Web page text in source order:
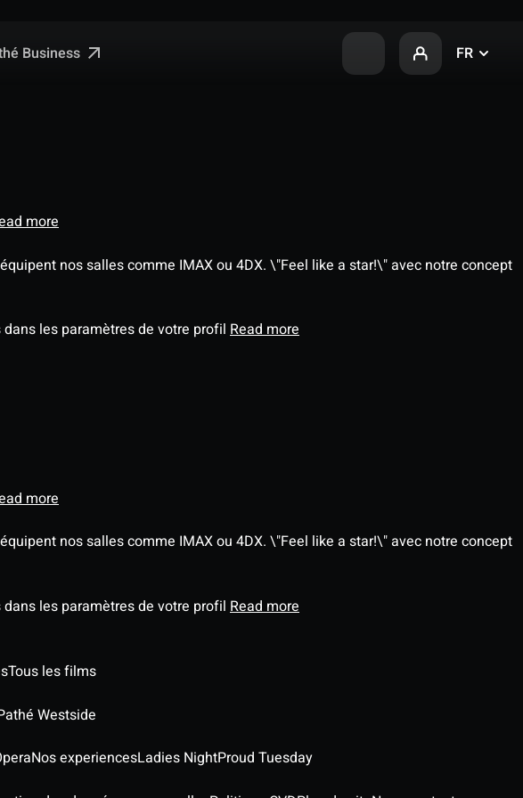
Business FR
more
nos salles comme IMAX ou 4DX. \"Feel like a star!\" avec notre concept
les paramètres de votre profil Read more
more
nos salles comme IMAX ou 4DX. \"Feel like a star!\" avec notre concept
les paramètres de votre profil Read more
Tous les films
Westside
Nos experiencesLadies NightProud Tuesday